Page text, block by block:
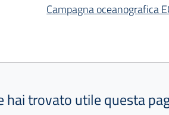
Campagna oceanografica
hai trovato utile questa